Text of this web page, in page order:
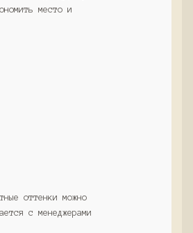
место и
оттенки можно
с менеджерами